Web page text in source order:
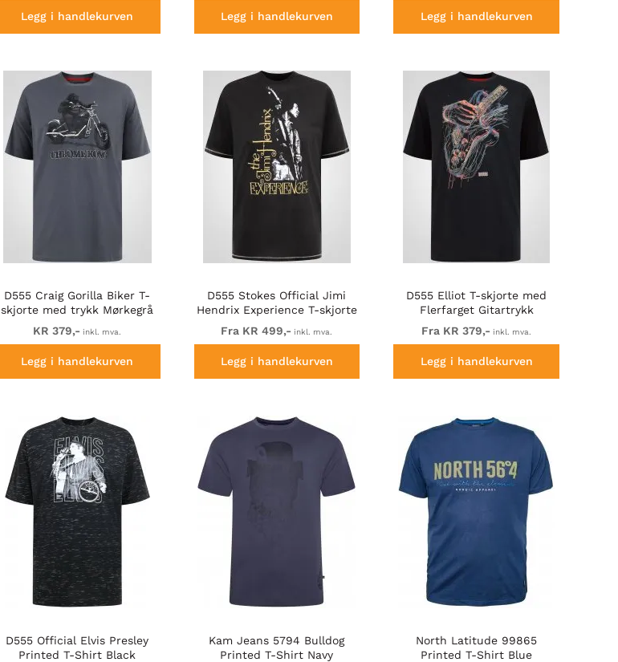
Legg i handlekurven Legg i handlekurven Legg i handlekurven
D555 Craig Gorilla Biker T-
skjorte med trykk Mørkegrå
KR 379,- inkl. mva.
Legg i handlekurven
D555 Stokes Official Jimi
Hendrix Experience T-skjorte
med trykk
Fra KR 499,- inkl. mva.
Legg i handlekurven
D555 Elliot T-skjorte med
Flerfarget Gitartrykk
Fra KR 379,- inkl. mva.
Legg i handlekurven
D555 Official Elvis Presley
Printed T-Shirt Black
Kam Jeans 5794 Bulldog
Printed T-Shirt Navy
North Latitude 99865
Printed T-Shirt Blue